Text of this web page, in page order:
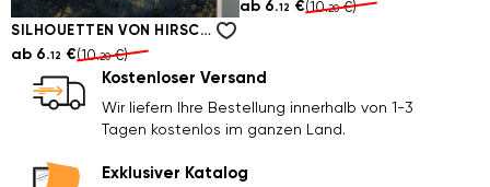
ab6. 12€ (10. 20€) ab 6.12 €(10.20€)
SILHOUETTEN VON HIRSCHEN UND VÖGELN IN DEN BERGEN
ab 6.12 €(10.20€)
Kostenloser Versand
Wir liefern Ihre Bestellung innerhalb von 1-3
Tagen kostenlos im ganzen Land.
Exklusiver Katalog